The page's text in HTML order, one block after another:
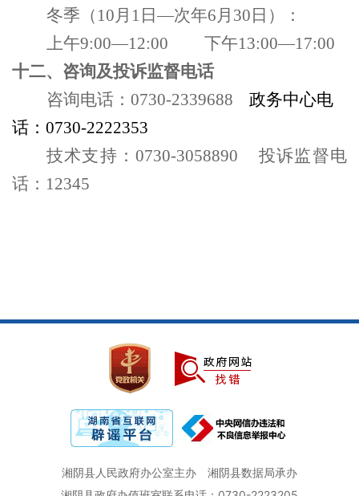
冬季（ 10月1日—次年6月30日）：
上午9:00—12:00 下午13:00—17:00
十二、咨询及投诉监督电话
咨询电话： 0730-2339688 政务中心电
话： 0730-2222353
技术支持：0730-3058890 投诉监督电
话：12345
湘阴县人民政府办公室主办
湘阴县数据局承办